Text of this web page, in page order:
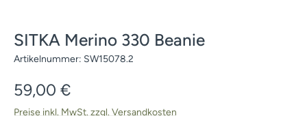
SITKA Merino 330 Beanie
Artikelnummer: SW15078.2
Regulärer Preis:
59,00 €
Preise inkl. MwSt. zzgl. Versandkosten